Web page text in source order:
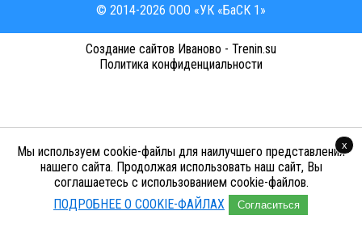
© 2014-2026 ООО «УК «БаСК 1»
Cоздание сайтов Иваново - Trenin.su
Политика конфиденциальности
Мы используем cookie-файлы для наилучшего представления
нашего сайта. Продолжая использовать наш сайт, Вы
соглашаетесь с использованием cookie-файлов.
ПОДРОБНЕЕ О COOKIE-ФАЙЛАХ
Согласиться
x